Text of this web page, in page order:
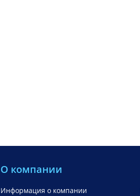
О компании
Информация о компании